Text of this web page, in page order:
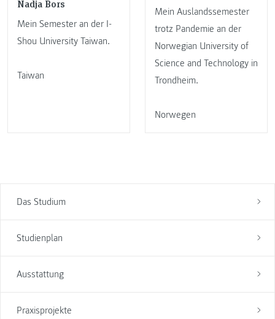
Das Studium
Studienplan
Ausstattung
Praxisprojekte
Nadja Bors
Mein Semester an der I-
Shou University Taiwan.
Taiwan
Mein Auslandssemester
trotz Pandemie an der
Norwegian University of
Science and Technology in
Trondheim.
Norwegen